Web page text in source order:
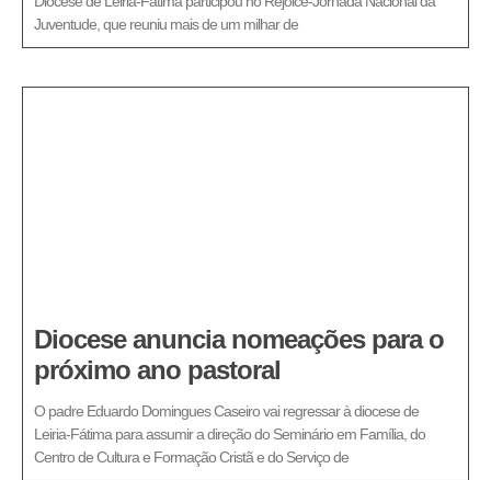
Juventude, que reuniu mais de um milhar de
Diocese anuncia nomeações para o
próximo ano pastoral
O padre Eduardo Domingues Caseiro vai regressar à diocese de
Leiria-Fátima para assumir a direção do Seminário em Família, do
Centro de Cultura e Formação Cristã e do Serviço de